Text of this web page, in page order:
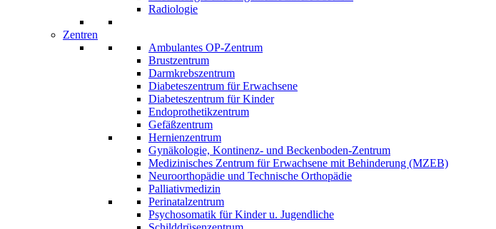
Radiologie
Zentren
Ambulantes OP-Zentrum
Brustzentrum
Darmkrebszentrum
Diabeteszentrum für Erwachsene
Diabeteszentrum für Kinder
Endoprothetikzentrum
Gefäßzentrum
Hernienzentrum
Gynäkologie, Kontinenz- und Beckenboden-Zentrum
Medizinisches Zentrum für Erwachsene mit Behinderung (MZEB)
Neuroorthopädie und Technische Orthopädie
Palliativmedizin
Perinatalzentrum
Psychosomatik für Kinder u. Jugendliche